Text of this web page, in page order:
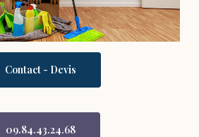
Contact - Devis
09.84.43.24.68